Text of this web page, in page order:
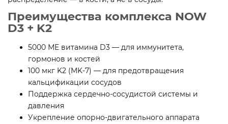
Преимущества комплекса NOW
D3 + K2
5000 МЕ витамина D3 — для иммунитета,
гормонов и костей
100 мкг K2 (MK-7) — для предотвращения
кальцификации сосудов
Поддержка сердечно-сосудистой системы и
давления
Укрепление опорно-двигательного аппарата